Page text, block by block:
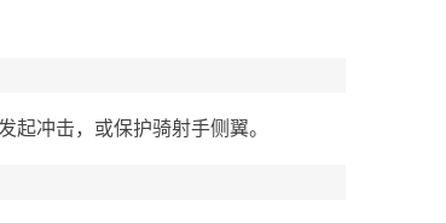
起冲击，或保护骑射手侧翼。